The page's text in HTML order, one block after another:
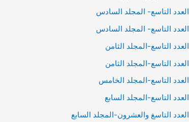
العدد التاسع- المجلد السادس
العدد التاسع- المجلد السادس
العدد التاسع-المجلد الثامن
العدد التاسع-المجلد الثامن
العدد التاسع-المجلد الخامس
العدد التاسع-المجلد السابع
العدد التاسغ والعشرون-المجلد السابع